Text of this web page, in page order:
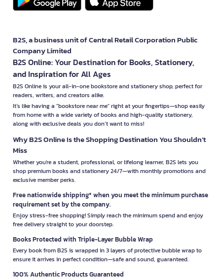
B2S, a business unit of Central Retail Corporation Public
Company Limited
B2S Online: Your Destination for Books, Stationery,
and Inspiration for All Ages
B2S Online is your all-in-one bookstore and stationery shop, perfect for
readers, writers, and creators alike.
It’s like having a "bookstore near me" right at your fingertips—shop easily
from home with a wide variety of books and high-quality stationery,
along with exclusive deals you don’t want to miss!
Why B2S Online Is the Shopping Destination You Shouldn’t
Miss
Whether you're a student, professional, or lifelong learner, B2S lets you
shop premium books and stationery 24/7—with monthly promotions and
exclusive member perks.
Free nationwide shipping* when you meet the minimum purchase
requirement set by the company.
Enjoy stress-free shopping! Simply reach the minimum spend and enjoy
free delivery straight to your doorstep.
Books Protected with Triple-Layer Bubble Wrap
Every book from B2S is wrapped in 3 layers of protective bubble wrap to
ensure it arrives in perfect condition—safe and sound, guaranteed.
100% Authentic Products Guaranteed